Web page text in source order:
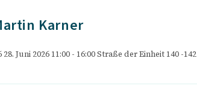
Karner
Juni 2026 11:00 - 16:00 Straße der Einheit 140 -142